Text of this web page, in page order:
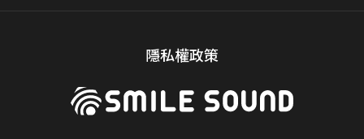
隱私權政策